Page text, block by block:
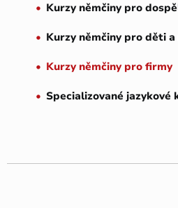
Kurzy němčiny pro
Kurzy němčiny pro děti
Kurzy němčiny pro firmy
Specializované jazykové